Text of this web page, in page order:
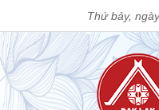
Thứ bảy,